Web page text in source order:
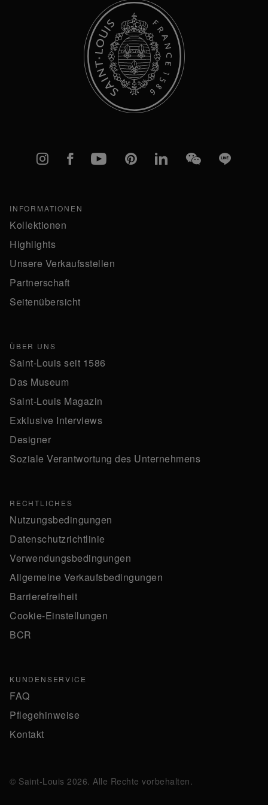
Instagram
FacebookYouTubePinterestlinkedInWeChatLine
INFORMATIONEN
Kollektionen
Highlights
Unsere Verkaufsstellen
Partnerschaft
Seitenübersicht
ÜBER UNS
Saint-Louis seit 1586
Das Museum
Saint-Louis Magazin
Exklusive Interviews
Designer
Soziale Verantwortung des Unternehmens
RECHTLICHES
Nutzungsbedingungen
Datenschutzrichtlinie
Verwendungsbedingungen
Allgemeine Verkaufsbedingungen
Barrierefreiheit
Cookie-Einstellungen
BCR
KUNDENSERVICE
FAQ
Pflegehinweise
Kontakt
© Saint-Louis 2026. Alle Rechte vorbehalten.